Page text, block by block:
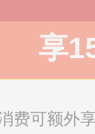
享
费可额外